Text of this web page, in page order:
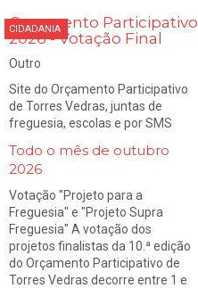
CIDADANIA
Orçamento Participativo
2026 - Votação Final
Outro
Site do Orçamento Participativo
de Torres Vedras, juntas de
freguesia, escolas e por SMS
Todo o mês de outubro
2026
Votação "Projeto para a
Freguesia" e "Projeto Supra
Freguesia" A votação dos
projetos finalistas da 10.ª edição
do Orçamento Participativo de
Torres Vedras decorre entre 1 e